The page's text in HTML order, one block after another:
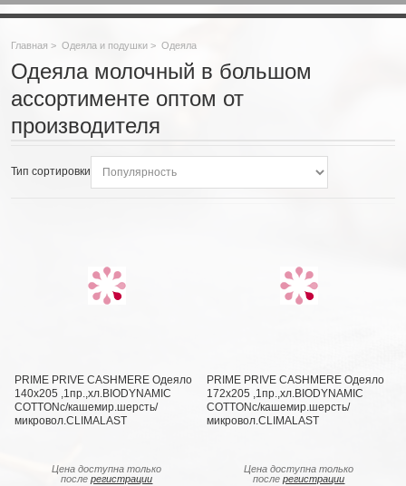
Главная > Одеяла и подушки > Одеяла
Одеяла молочный в большом
ассортименте оптом от
производителя
Тип сортировки
PRIME PRIVE CASHMERE Одеяло
140х205 ,1пр.,хл.BIODYNAMIC
COTTONc/кашемир.шерсть/
микровол.CLIMALAST
Цена доступна только
послерегистрации
PRIME PRIVE CASHMERE Одеяло
172х205 ,1пр.,хл.BIODYNAMIC
COTTONc/кашемир.шерсть/
микровол.CLIMALAST
Цена доступна только
послерегистрации